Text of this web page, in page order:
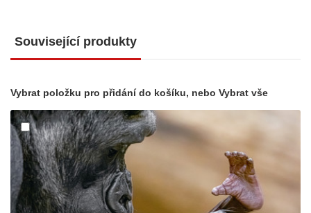
Související produkty
Vybrat položku pro přidání do košíku, nebo Vybrat vše